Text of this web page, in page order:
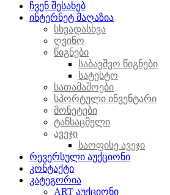
ჩვენ შესახებ
ინტერნეტ მაღაზია
სხვადასხვა
ღვინო
წიგნები
საბავშვო წიგნები
სატესტო
სათამაშოები
სპორტული ინვენტარი
მონეტები
ტანსაცმელი
ავეჯი
საოფისე ავეჯი
რევერსული აუქციონი
კონტაქტი
კატეგორია
ART აუქციონი